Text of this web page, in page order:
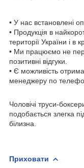
• У нас встановлені
• Продукція в
території України і в
• Ми працюємо не
позитивні відгуки.
• Є можливість
менеджеру по
Чоловічі труси-
подобається злегка
білизна.
Приховати